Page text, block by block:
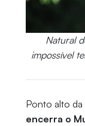
Natural
impossível
Ponto alto
encerra o